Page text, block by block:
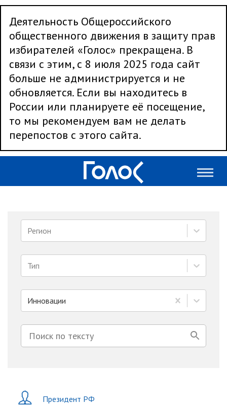
Деятельность Общероссийского
общественного движения в защиту прав
избирателей «Голос» прекращена. В
связи с этим, с 8 июля 2025 года сайт
больше не администрируется и не
обновляется. Если вы находитесь в
России или планируете её посещение,
то мы рекомендуем вам не делать
перепостов с этого сайта.
Регион
Тип
Инновации
Президент РФ